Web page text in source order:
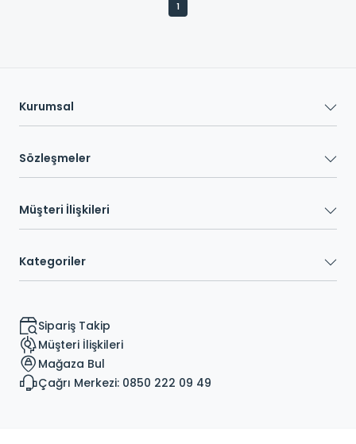
1
Kurumsal
Sözleşmeler
Müşteri İlişkileri
Kategoriler
Sipariş Takip
Müşteri İlişkileri
Mağaza Bul
Çağrı Merkezi: 0850 222 09 49